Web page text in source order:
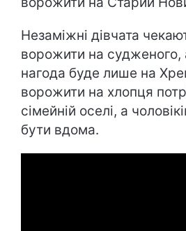
Незаміжні дівчата
ворожити на
нагода буде лише на
ворожити на хлопця
сімейній оселі, а
бути вдома.